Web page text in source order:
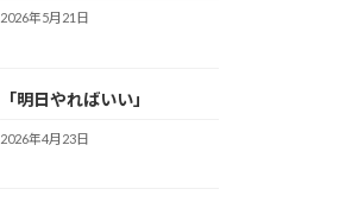
2026年5月21日
「明日やればいい」
2026年4月23日